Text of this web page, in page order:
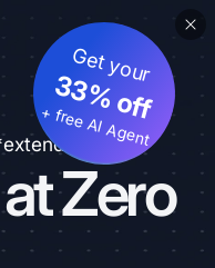
Zero
Get your
33% off
+ free AI Agent